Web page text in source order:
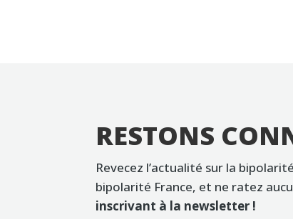
RESTONS
Revecez l’actualité sur la
bipolarité France, et ne ratez
inscrivant à la newsletter !